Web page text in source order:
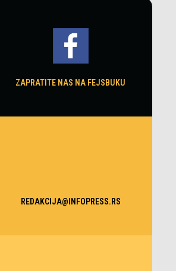
ZAPRATITE NAS NA FEJSBUKU
REDAKCIJA@INFOPRESS.RS